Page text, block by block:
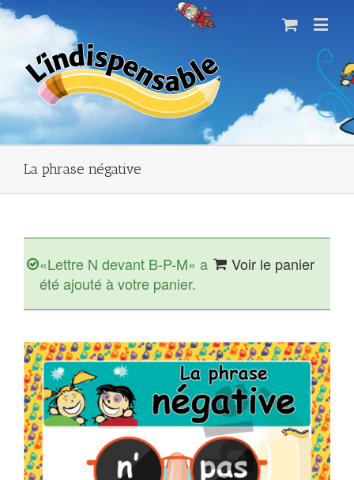
La phrase négative
Voir le panier
«Lettre N devant B-P-M» a
été ajouté à votre panier.